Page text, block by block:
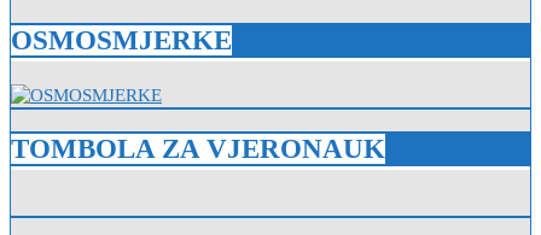
OSMOSMJERKE
TOMBOLA ZA VJERONAUK